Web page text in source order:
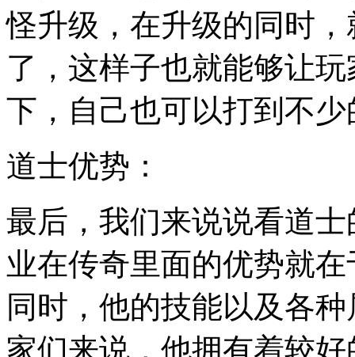
怪升级，在升级的同时
了，这样子也就能够让
下，自己也可以打到不
道士优势：
最后，我们来说说看道
业在传奇里面的优势就
同时，他的技能以及各
家们来说，他拥有着较